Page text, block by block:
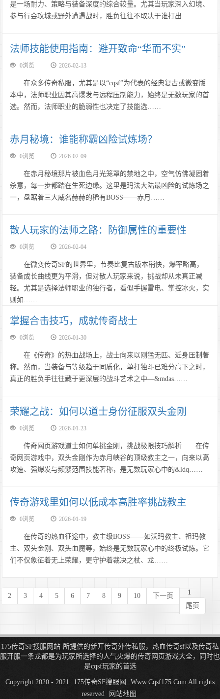
是一场耐力、策略与装备深度的综合较量。尤其当玩家深入幻境、
参与行会攻城或野外遭遇战时，胜负往往不取决于谁打出……
法师技能使用指南：避开致命“华而不实”
0浏览 2026-02-13
在众多传奇私服，尤其是以“cqsf”为代表的经典复古或微变版
本中，法师职业因其高爆发与远程压制能力，始终是无数玩家的首
选。然而，法师职业的脆弱性也决定了技能选……
赤月秘境：谁能称霸凶险试炼场？
0浏览 2026-02-09
在赤月秘境那片被血色月光笼罩的禁地之中，空气仿佛凝固着
杀意，每一步都踏在生死边缘。这里是玛法大陆最凶险的试炼场之
一，盘踞着三大威名赫赫的稀有BOSS——赤月……
散人玩家的法师之路：防御属性的重要性
0浏览 2026-02-04
在微变传奇SF的世界里，节奏比复古版本稍快，爆率略高，
装备成长曲线更为平滑，但对散人玩家来说，挑战却从未真正减
轻。尤其是选择法师职业的独行者，看似手握雷电、掌控冰火，实
则如……
掌握合击技巧，成就传奇战士
0浏览 2026-01-30
在《传奇》的热血战场上，战士向来以刚猛无匹、近身压制著
称。然而，当装备与等级趋于同质化，单打独斗已难分高下之时，
真正的胜负手往往藏于更深层的战斗艺术之中—&mdas……
荣耀之战：如何以道士身份征服双头金刚
0浏览 2026-01-23
传奇网页游戏道士如何单挑金刚，挑战极限技巧解析 在传
奇网页游戏中，双头金刚作为赤月峡谷的顶级教主之一，向来以高
攻速、强爆发与频繁范围技能著称，是无数玩家心中的&ldq……
传奇游戏里如何以低成本高胜率挑战教主
0浏览 2026-01-19
在传奇的热血征途中，教主级BOSS——如沃玛教主、祖玛教
主、双头金刚、双头血魔等，始终是无数玩家心中的终极试炼。它
们不仅象征着无上荣耀，更守护着裁决之杖、龙……
1
2 3 4 5 6 7 8 9 10
下一页
尾页
175传奇SF搜服网站-所提供的新开传奇外传私服，热血传奇sf以及传奇私
服开服一条龙都是为玩家所选择的人气火爆的传奇网页游戏大全，同时也
是cqsf玩家的首选
Copyright 2020 - 2021 175传奇SF搜服网
Www.Cqsf175.Com All rights
reserved
网站地图